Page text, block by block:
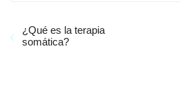
¿Qué es la terapia
somática?